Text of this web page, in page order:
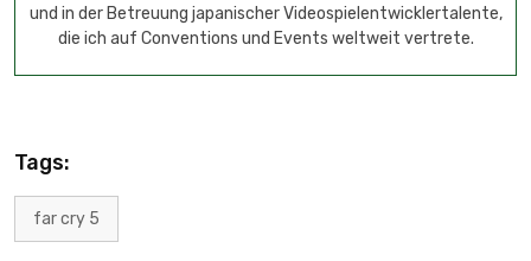
und in der Betreuung japanischer Videospielentwicklertalente,
die ich auf Conventions und Events weltweit vertrete.
Tags:
far cry 5